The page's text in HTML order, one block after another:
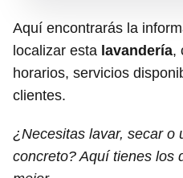
Aquí encontrarás la
localizar esta lavandería,
horarios, servicios
clientes.
¿Necesitas lavar, secar o
concreto? Aquí tienes los